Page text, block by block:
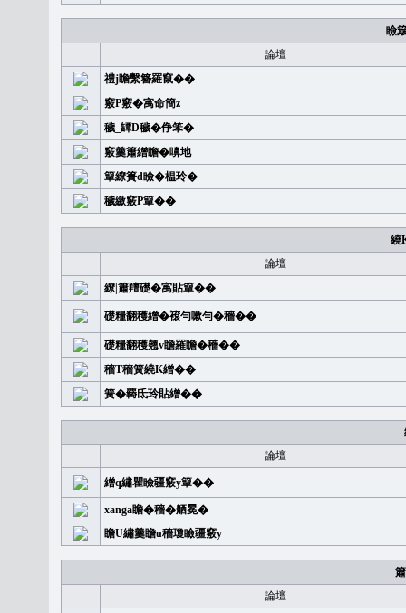
瞼
論壇
禮j瞻繫簪羅竄��
竅P竅�㝢命簡z
穢_罈D穢�鿇笨�
竅羹簫繒瞻�嚊地
簞繚簣d瞼�榅玲�
穢繳竅P簞��
繞
論壇
繚|簫羶礎�㝢貼簞��
礎糧翻穫繒�䙛勻嗽勻�穡��
礎糧翻穫翹v瞻羅瞻�穡��
穡T穡簧繞K繒��
簧�覉氐玲貼繒��
論壇
繒q繡瞿瞼疆竅y簞��
xanga瞻�穡�舾冕�
瞻U繡羹瞻u穡瓊瞼疆竅y
論壇